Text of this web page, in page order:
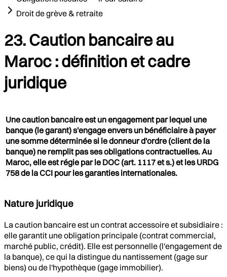
Droit de grève & retraite
23. Caution bancaire au
Maroc : définition et cadre
juridique
Une caution bancaire est un engagement par lequel une
banque (le garant) s'engage envers un bénéficiaire à payer
une somme déterminée si le donneur d'ordre (client de la
banque) ne remplit pas ses obligations contractuelles. Au
Maroc, elle est régie par le DOC (art. 1117 et s.) et les URDG
758 de la CCI pour les garanties internationales.
Nature juridique
La caution bancaire est un contrat accessoire et subsidiaire :
elle garantit une obligation principale (contrat commercial,
marché public, crédit). Elle est personnelle (l'engagement de
la banque), ce qui la distingue du nantissement (gage sur
biens) ou de l'hypothèque (gage immobilier).